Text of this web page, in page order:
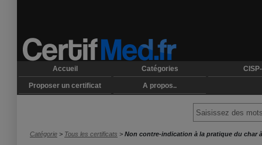
Accueil Catégories
Proposer un certificat A propos..
Catégorie > Tous les certificats > Non contre-indication à la pratique du char